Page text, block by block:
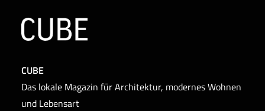
CUBE
Das lokale Magazin für Architektur, modernes Wohnen
und Lebensart